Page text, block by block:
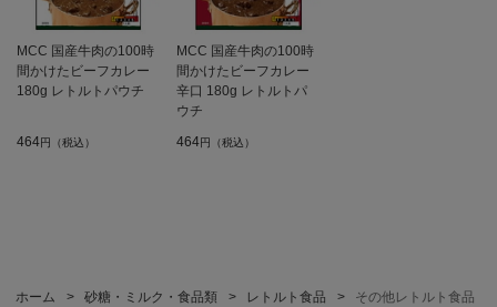
MCC 国産牛肉の100時
間かけたビーフカレー
180g レトルトパウチ
464円（税込）
MCC 国産牛肉の100時
間かけたビーフカレー
辛口 180g レトルトパ
ウチ
464円（税込）
ホーム > 砂糖・ミルク・食品類 > レトルト食品 >
その他レトルト食品